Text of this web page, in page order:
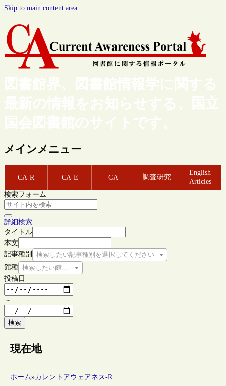
Skip to main content area
図書館界、図書館情報学に関する
最新の情報をお知らせする、国立
国会図書館のサイトです。
メインメニュー
CA-R CA-E CA 調査研究
English
Articles
検索フォーム
詳細検索
タイトル
本文
記事種別
検索したい記事種別を選択してください
館種 検索したい館種を選択してください
投稿日
～
検索
現在地
ホーム»カレントアウェアネス-R